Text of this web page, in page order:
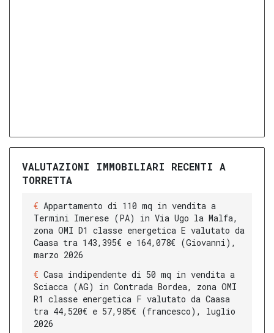
VALUTAZIONI IMMOBILIARI RECENTI A
TORRETTA
Appartamento di 110 mq in vendita a
Termini Imerese (PA) in Via Ugo la Malfa,
zona OMI D1 classe energetica E valutato da
Caasa tra 143,395€ e 164,078€ (Giovanni),
marzo 2026
Casa indipendente di 50 mq in vendita a
Sciacca (AG) in Contrada Bordea, zona OMI
R1 classe energetica F valutato da Caasa
tra 44,520€ e 57,985€ (francesco), luglio
2026